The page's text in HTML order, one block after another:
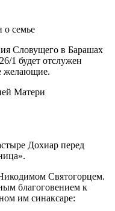
Словущего в Барашах
1 будет отслужен
желающие.
Матери
Дохиар перед
Святогорцем.
благоговением к
им синаксаре: